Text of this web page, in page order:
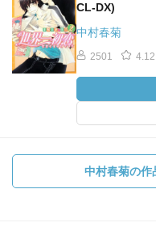
CL-DX)
中村春菊
2501 4.12
中村春菊の作